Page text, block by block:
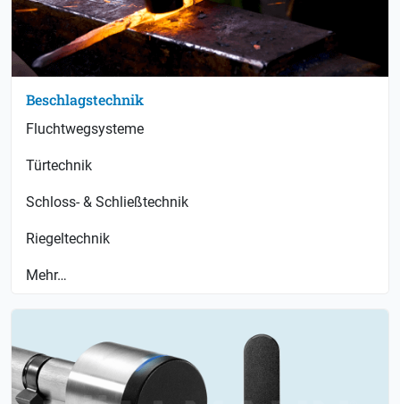
Beschlagstechnik
Fluchtwegsysteme
Türtechnik
Schloss- & Schließtechnik
Riegeltechnik
Mehr…